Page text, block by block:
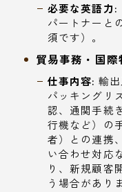
必要な英語力:
パートナーと
須です）。
貿易事務・国際
仕事内容: 輸
パッキングリ
認、通関手続
行機など）の
者）との連携
い合わせ対応
り、新規顧客
う場合があり